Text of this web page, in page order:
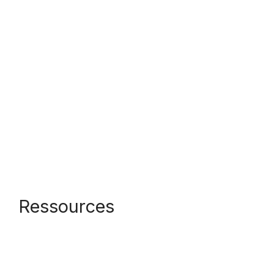
Ressources